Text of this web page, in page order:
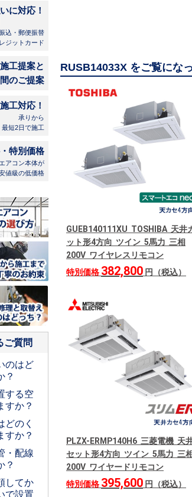
に対応！
込・郵便振替
ジットカード
施工提案と
のご提案
工対応！
承りから
最短2日で施工
特別価格
エアコン本体が
値級の低価格
ご質問
のはど
？
する空
すか？
どのく
すか？
・配線
？
してか
で設置
RUSB14033X をご覧にな
GUEB140111XU TOSHIBA 天井
ット形4方向 ツイン 5馬力 三相
200V ワイヤレスリモコン
特別価格 382,800 円（税込）
PLZX-ERMP140H6 三菱電機 天
セット形4方向 ツイン 5馬力 三
200V ワイヤードリモコン
特別価格 395,600 円（税込）